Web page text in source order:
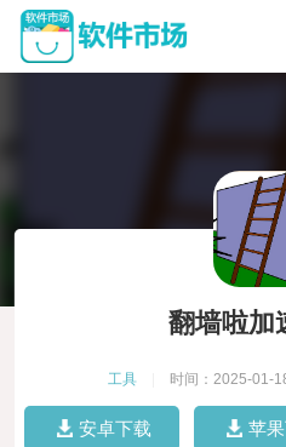
翻墙啦加
工具 时间：2025-01-
安卓下载 苹